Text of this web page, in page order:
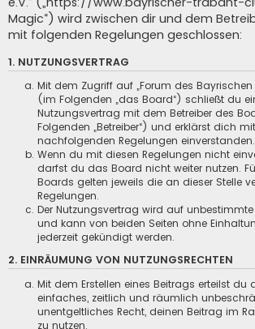
Magic“) wird zwischen dir und dem
mit folgenden Regelungen geschlossen:
1. NUTZUNGSVERTRAG
Mit dem Zugriff auf „Forum des Bayrischen
(im Folgenden „das Board“) schließt du
Nutzungsvertrag mit dem Betreiber des
Folgenden „Betreiber“) und erklärst dich
nachfolgenden Regelungen einverstanden.
Wenn du mit diesen Regelungen nicht
darfst du das Board nicht weiter nutzen.
Boards gelten jeweils die an dieser Stelle
Regelungen.
Der Nutzungsvertrag wird auf
und kann von beiden Seiten ohne
jederzeit gekündigt werden.
2. EINRÄUMUNG VON NUTZUNGSRECHTEN
Mit dem Erstellen eines Beitrags erteilst du
einfaches, zeitlich und räumlich
unentgeltliches Recht, deinen Beitrag im
zu nutzen.